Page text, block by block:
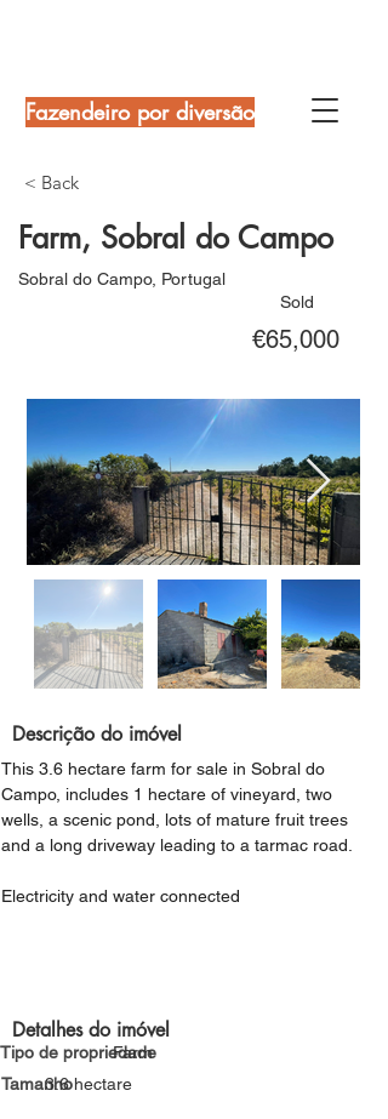
Fazendeiro por diversão
< Back
Farm, Sobral do Campo
Sobral do Campo, Portugal
Sold
€65,000
Descrição do imóvel
This 3.6 hectare farm for sale in Sobral do
Campo, includes 1 hectare of vineyard, two
wells, a scenic pond, lots of mature fruit trees
and a long driveway leading to a tarmac road.
Electricity and water connected
Detalhes do imóvel
Tipo de propriedade
Farm
Tamanho3.6 hectare